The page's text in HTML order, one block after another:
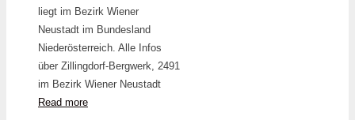
liegt im Bezirk Wiener
Neustadt im Bundesland
Niederösterreich. Alle Infos
über Zillingdorf-Bergwerk, 2491
im Bezirk Wiener Neustadt
Read more